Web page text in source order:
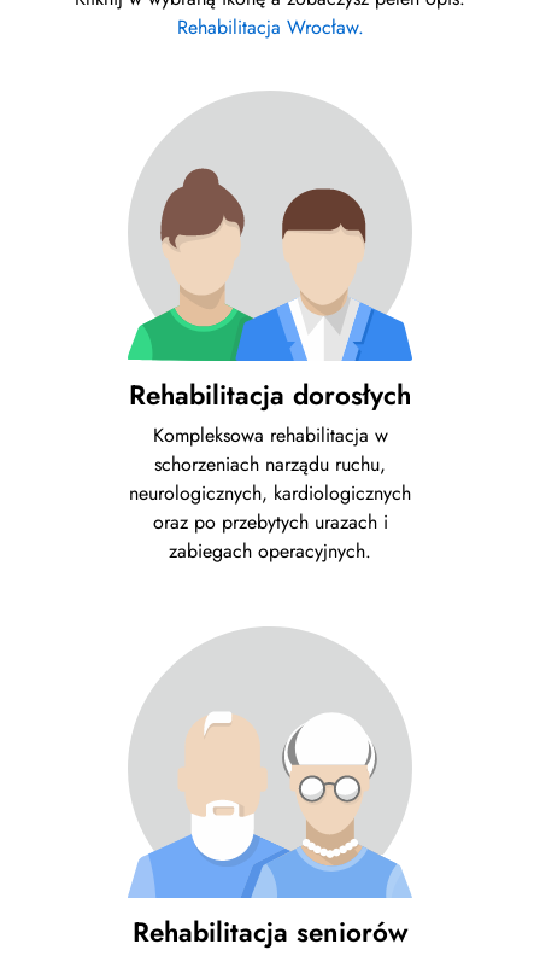
Rehabilitacja Wrocław.
Rehabilitacja dorosłych
Kompleksowa rehabilitacja w
schorzeniach narządu ruchu,
neurologicznych, kardiologicznych
oraz po przebytych urazach i
zabiegach operacyjnych.
Rehabilitacja seniorów